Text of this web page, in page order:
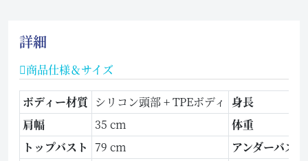
詳細
商品仕様＆サイズ
ボディー材質 シリコン頭部 + TPEボディ
身長
肩幅
35 cm
体重
トップバスト 79 cm
アンダーバスト